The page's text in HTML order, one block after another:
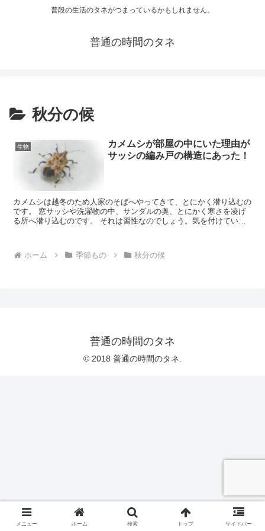
普段の生活のタネがつまっているかもしれません。
普通の時間のタネ
秋分の候
生物
カメムシが部屋の中にいた理由が
サッシの編み戸の構造にあった！
カメムシは越冬のため人家のそばへやってきて、とにかく潜り込むの
です。 窓サッシや洗濯物の中、サンダルの奥、とにかく寒さを凌げ
る所へ潜り込むのです。 それは習性なのでしょう。気を付けていた
ホーム 季節もの 秋分の候
普通の時間のタネ
© 2018 普通の時間のタネ.
メニュー ホーム 検索 トップ サイドバー